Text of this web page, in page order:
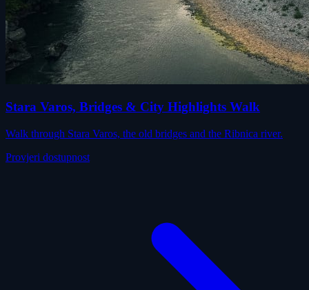
Stara Varos, Bridges & City Highlights Walk
Walk through Stara Varos, the old bridges and the Ribnica river.
Provjeri dostupnost